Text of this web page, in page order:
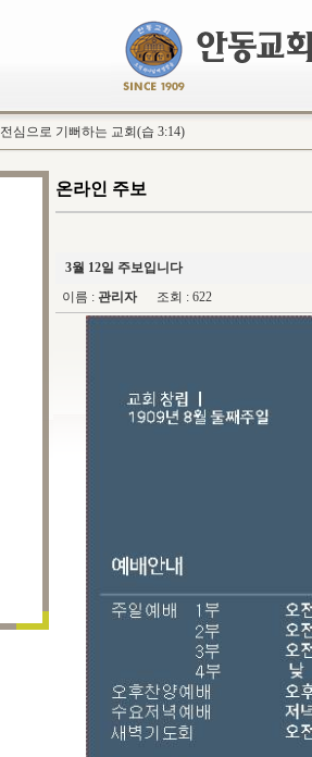
전심으로 기뻐하는 교회(습 3:14)
온라인 주보
3월 12일 주보입니다
이름 : 관리자조회 : 622